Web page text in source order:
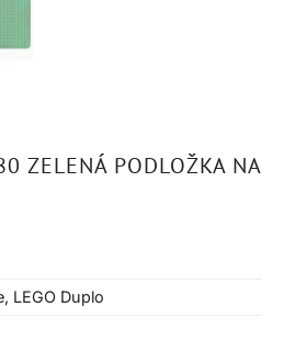
ZELENÁ PODLOŽKA NA
, LEGO Duplo